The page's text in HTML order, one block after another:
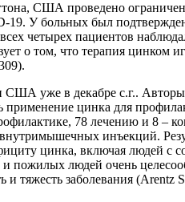
США проведено
19. У больных был
четырех пациентов
о том, что терапия цинком
уже в декабре с.г.. Авторы
применение цинка для
78 лечению и 8 –
инъекций.
цинка, включая людей с
пожилых людей очень
тяжесть заболевания (Arentz